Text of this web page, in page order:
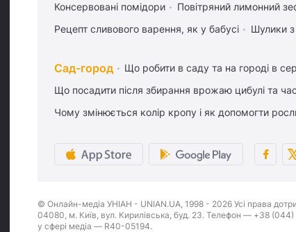
Консервовані помідори
Повітряний лимонний
Рецепт сливового варення, як у бабусі
Шулики
Сад-город Що робити в саду та на городі в
Що посадити після збирання врожаю цибулі та
Чому змінюється колір кропу і як допомогти
© Онлайн-медіа УНІАН - UNIAN.UA, 1998 - 2026 Усі права
04080, м. Київ, вул. Кирилівська, буд. 23. Телефон — +38 (044)
у сфері медіа — R40-05194.